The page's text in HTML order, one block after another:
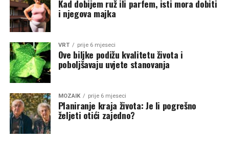
Kad dobijem ruž ili parfem, isti mora dobiti
i njegova majka
VRT prije 6 mjeseci
Ove biljke podižu kvalitetu života i
poboljšavaju uvjete stanovanja
MOZAIK prije 6 mjeseci
Planiranje kraja života: Je li pogrešno
željeti otići zajedno?